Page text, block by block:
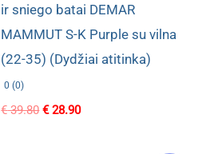
ir sniego batai DEMAR
MAMMUT S-K Purple su vilna
(22-35) (Dydžiai atitinka)
0 (0)
€39.80 Original
€28.90Current